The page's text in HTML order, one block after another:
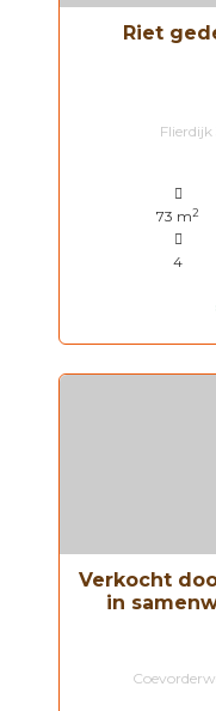
Riet
Flierdijk
73 m2
4
Verkocht
in